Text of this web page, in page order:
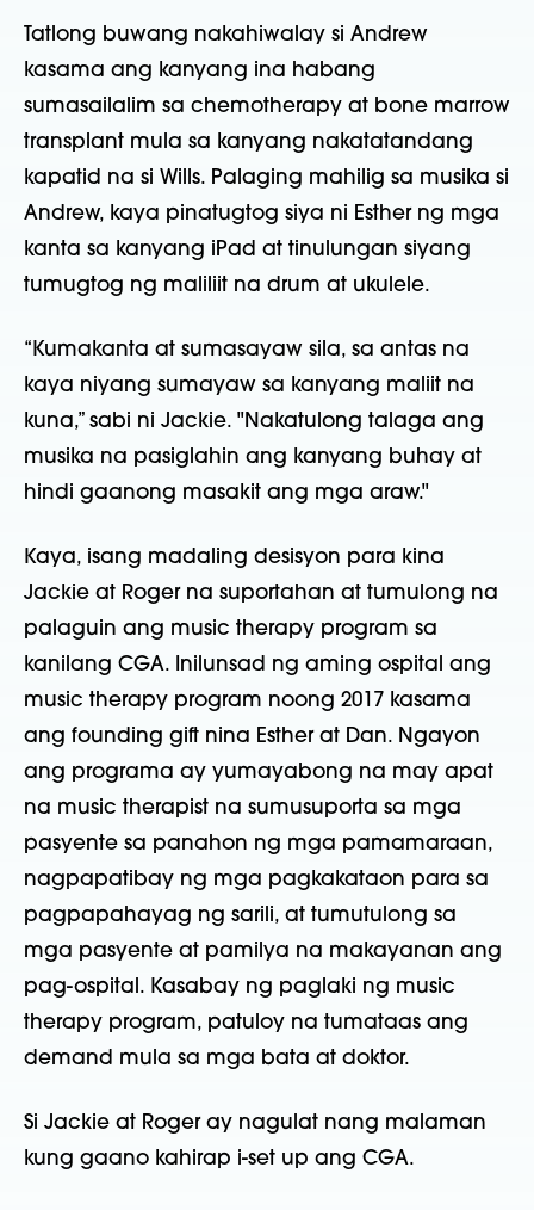
Tatlong buwang nakahiwalay si Andrew
kasama ang kanyang ina habang
sumasailalim sa chemotherapy at bone marrow
transplant mula sa kanyang nakatatandang
kapatid na si Wills. Palaging mahilig sa musika si
Andrew, kaya pinatugtog siya ni Esther ng mga
kanta sa kanyang iPad at tinulungan siyang
tumugtog ng maliliit na drum at ukulele.
“Kumakanta at sumasayaw sila, sa antas na
kaya niyang sumayaw sa kanyang maliit na
kuna,” sabi ni Jackie. "Nakatulong talaga ang
musika na pasiglahin ang kanyang buhay at
hindi gaanong masakit ang mga araw."
Kaya, isang madaling desisyon para kina
Jackie at Roger na suportahan at tumulong na
palaguin ang music therapy program sa
kanilang CGA. Inilunsad ng aming ospital ang
music therapy program noong 2017 kasama
ang founding gift nina Esther at Dan. Ngayon
ang programa ay yumayabong na may apat
na music therapist na sumusuporta sa mga
pasyente sa panahon ng mga pamamaraan,
nagpapatibay ng mga pagkakataon para sa
pagpapahayag ng sarili, at tumutulong sa
mga pasyente at pamilya na makayanan ang
pag-ospital. Kasabay ng paglaki ng music
therapy program, patuloy na tumataas ang
demand mula sa mga bata at doktor.
Si Jackie at Roger ay nagulat nang malaman
kung gaano kahirap i-set up ang CGA.